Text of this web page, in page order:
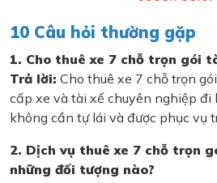
10 Câu hỏi thường gặp
1. Cho thuê xe 7 chỗ trọn gói
Trả lời: Cho thuê xe 7 chỗ trọn
cấp xe và tài xế chuyên nghiệp đi
không cần tự lái và được phục vụ
2. Dịch vụ thuê xe 7 chỗ trọn
những đối tượng nào?